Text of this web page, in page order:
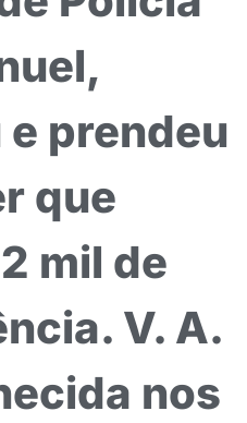
prendeu
que
mil de
V. A.
nos